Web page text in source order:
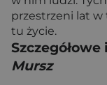
przestrzeni lat w
tu życie.
Mursz